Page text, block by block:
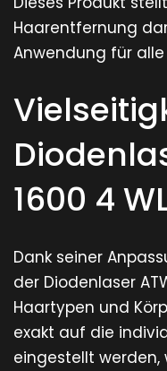
Haarentfernung
Anwendung für
1600 4
Dank seiner
der Diodenlaser
Haartypen und
exakt auf die
eingestellt